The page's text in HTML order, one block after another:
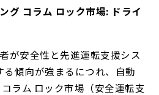
グ コラム ロック市場: ドライ
が安全性と先進運転支援シス
る傾向が強まるにつれ、自動
ラム ロック市場（安全運転支